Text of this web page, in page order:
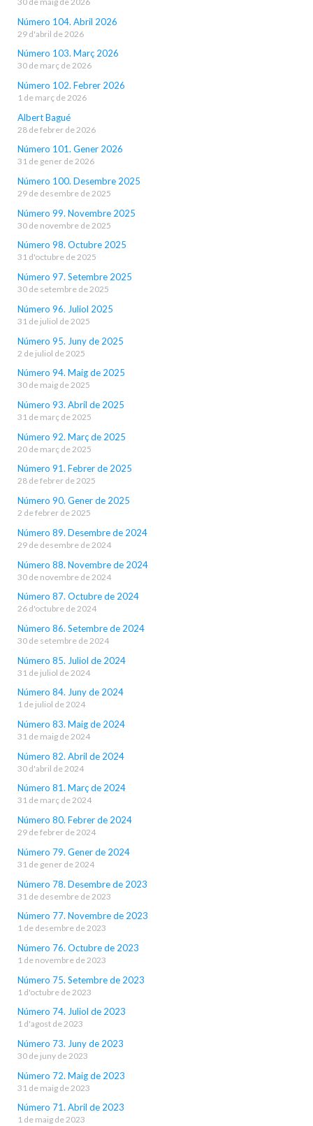
Número 104. Abril 2026
29 d'abril de 2026
Número 103. Març 2026
30 de març de 2026
Número 102. Febrer 2026
1 de març de 2026
Albert Bagué
28 de febrer de 2026
Número 101. Gener 2026
31 de gener de 2026
Número 100. Desembre 2025
29 de desembre de 2025
Número 99. Novembre 2025
30 de novembre de 2025
Número 98. Octubre 2025
31 d'octubre de 2025
Número 97. Setembre 2025
30 de setembre de 2025
Número 96. Juliol 2025
31 de juliol de 2025
Número 95. Juny de 2025
2 de juliol de 2025
Número 94. Maig de 2025
30 de maig de 2025
Número 93. Abril de 2025
31 de març de 2025
Número 92. Març de 2025
20 de març de 2025
Número 91. Febrer de 2025
28 de febrer de 2025
Número 90. Gener de 2025
2 de febrer de 2025
Número 89. Desembre de 2024
29 de desembre de 2024
Número 88. Novembre de 2024
30 de novembre de 2024
Número 87. Octubre de 2024
26 d'octubre de 2024
Número 86. Setembre de 2024
30 de setembre de 2024
Número 85. Juliol de 2024
31 de juliol de 2024
Número 84. Juny de 2024
1 de juliol de 2024
Número 83. Maig de 2024
31 de maig de 2024
Número 82. Abril de 2024
30 d'abril de 2024
Número 81. Març de 2024
31 de març de 2024
Número 80. Febrer de 2024
29 de febrer de 2024
Número 79. Gener de 2024
31 de gener de 2024
Número 78. Desembre de 2023
31 de desembre de 2023
Número 77. Novembre de 2023
1 de desembre de 2023
Número 76. Octubre de 2023
1 de novembre de 2023
Número 75. Setembre de 2023
1 d'octubre de 2023
Número 74. Juliol de 2023
1 d'agost de 2023
Número 73. Juny de 2023
30 de juny de 2023
Número 72. Maig de 2023
31 de maig de 2023
Número 71. Abril de 2023
1 de maig de 2023